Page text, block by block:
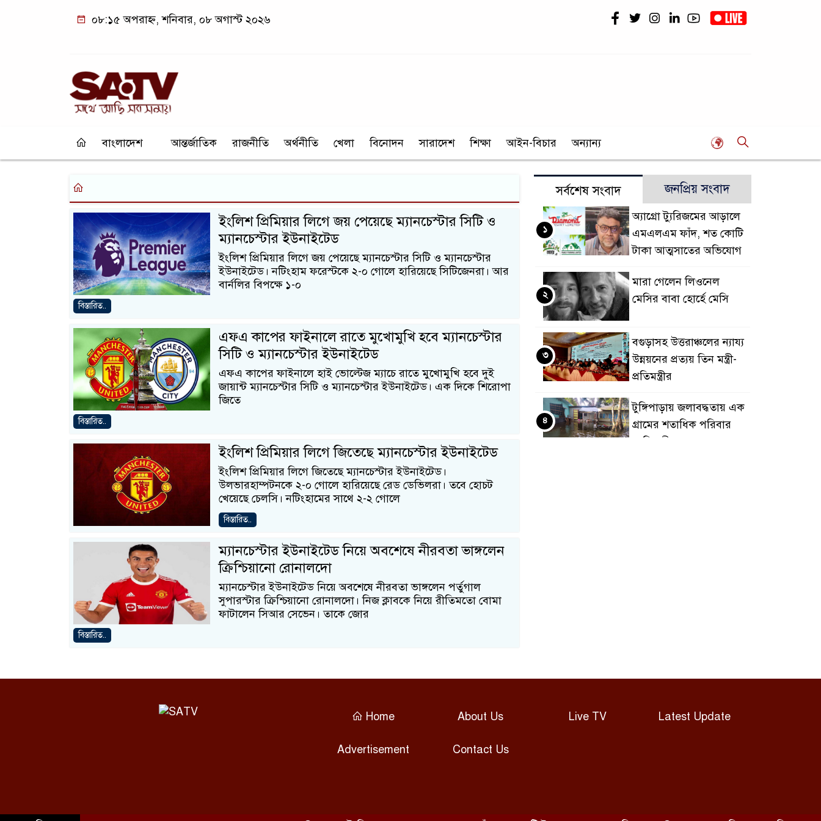
০৮:১৫ অপরাহ্ন, শনিবার, ০৮ অগাস্ট ২০২৬
বাংলাদেশ আন্তর্জাতিক রাজনীতি অর্থনীতি খেলা বিনোদন সারাদেশ শিক্ষা আইন-বিচার অন্যান্য
ইংলিশ প্রিমিয়ার লিগে জয় পেয়েছে ম্যানচেস্টার সিটি ও
ম্যানচেস্টার ইউনাইটেড
ইংলিশ প্রিমিয়ার লিগে জয় পেয়েছে ম্যানচেস্টার সিটি ও ম্যানচেস্টার
ইউনাইটেড। নটিংহাম ফরেস্টকে ২-০ গোলে হারিয়েছে সিটিজেনরা। আর
বার্নলির বিপক্ষে ১-০
বিস্তারিত..
এফএ কাপের ফাইনালে রাতে মুখোমুখি হবে ম্যানচেস্টার
সিটি ও ম্যানচেস্টার ইউনাইটেড
এফএ কাপের ফাইনালে হাই ভোল্টেজ ম্যাচে রাতে মুখোমুখি হবে দুই
জায়ান্ট ম্যানচেস্টার সিটি ও ম্যানচেস্টার ইউনাইটেড। এক দিকে শিরোপা
জিতে
বিস্তারিত..
ইংলিশ প্রিমিয়ার লিগে জিতেছে ম্যানচেস্টার ইউনাইটেড
ইংলিশ প্রিমিয়ার লিগে জিতেছে ম্যানচেস্টার ইউনাইটেড।
উলভারহাম্পটনকে ২-০ গোলে হারিয়েছে রেড ডেভিলরা। তবে হোচট
খেয়েছে চেলসি। নটিংহামের সাথে ২-২ গোলে
বিস্তারিত..
ম্যানচেস্টার ইউনাইটেড নিয়ে অবশেষে নীরবতা ভাঙ্গলেন
ক্রিশ্চিয়ানো রোনালদো
ম্যানচেস্টার ইউনাইটেড নিয়ে অবশেষে নীরবতা ভাঙ্গলেন পর্তুগাল
সুপারস্টার ক্রিশ্চিয়ানো রোনালদো। নিজ ক্লাবকে নিয়ে রীতিমতো বোমা
ফাটালেন সিআর সেভেন। তাকে জোর
বিস্তারিত..
সর্বশেষ সংবাদ জনপ্রিয় সংবাদ
অ্যাগ্রো ট্যুরিজমের আড়ালে
এমএলএম ফাঁদ, শত কোটি
টাকা আত্মসাতের অভিযোগ
১
মারা গেলেন লিওনেল
মেসির বাবা হোর্হে মেসি
২
বগুড়াসহ উত্তরাঞ্চলের ন্যায্য
উন্নয়নের প্রত্যয় তিন মন্ত্রী-
প্রতিমন্ত্রীর
৩
টুঙ্গিপাড়ায় জলাবদ্ধতায় এক
গ্রামের শতাধিক পরিবার
পানিবন্দী
৪
সামনে দায়িত্ব পালনকালে
৮
Home About Us Live TV Latest Update
Advertisement Contact Us